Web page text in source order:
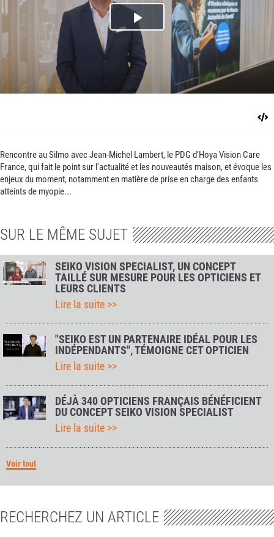
Play
Video
Rencontre au Silmo avec Jean-Michel Lambert, le PDG d'Hoya Vision Care
France, qui fait le point sur l'actualité et les nouveautés maison, et évoque les
enjeux du moment, notamment en matière de prise en charge des enfants
atteints de myopie...
SUR LE MÊME SUJET
SEIKO VISION SPECIALIST, UN CONCEPT
TAILLÉ SUR MESURE POUR LES OPTICIENS ET
LEURS CLIENTS
Lire la suite >>
"SEIKO EST UN PARTENAIRE IDÉAL POUR LES
INDÉPENDANTS", TÉMOIGNE CET OPTICIEN
Lire la suite >>
DÉJÀ 340 OPTICIENS FRANÇAIS BÉNÉFICIENT
DU CONCEPT SEIKO VISION SPECIALIST
Lire la suite >>
Voir tout
RECHERCHEZ UN ARTICLE